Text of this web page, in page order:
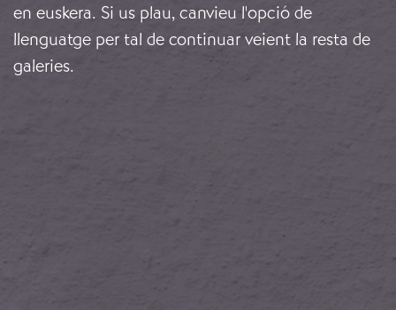
en euskera. Si us plau, canvieu l'opció de
llenguatge per tal de continuar veient la resta de
galeries.